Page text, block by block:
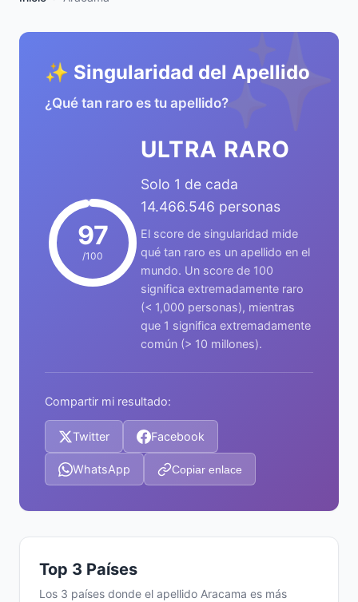
✨
✨ Singularidad del Apellido
¿Qué tan raro es tu apellido?
97
/100
ULTRA RARO
Solo 1 de cada
14.466.546 personas
El score de singularidad mide
qué tan raro es un apellido en el
mundo. Un score de 100
significa extremadamente raro
(< 1,000 personas), mientras
que 1 significa extremadamente
común (> 10 millones).
Compartir mi resultado:
Twitter Facebook
WhatsApp Copiar enlace
Top 3 Países
Los 3 países donde el apellido Aracama es más